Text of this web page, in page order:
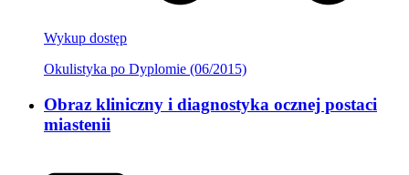
Wykup dostęp
Okulistyka po Dyplomie (06/2015)
Obraz kliniczny i diagnostyka ocznej postaci
miastenii